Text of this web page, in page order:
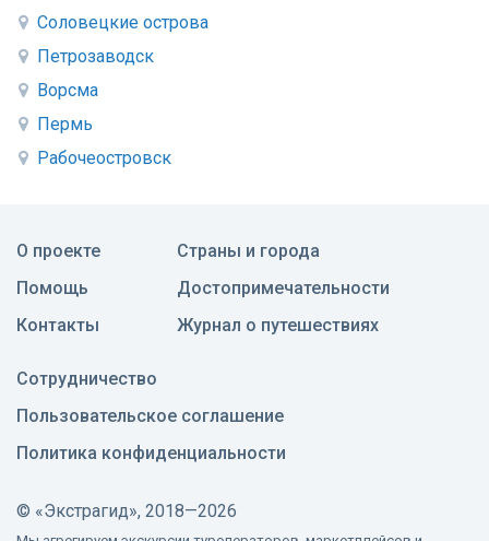
Соловецкие острова
Петрозаводск
Ворсма
Пермь
Рабочеостровск
О проекте
Помощь
Контакты
Страны и города
Достопримечательности
Журнал о путешествиях
Сотрудничество
Пользовательское соглашение
Политика конфиденциальности
© «Экстрагид», 2018—2026